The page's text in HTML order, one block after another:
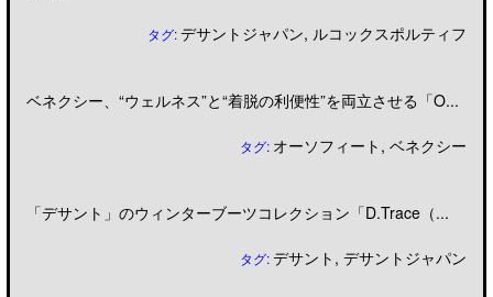
タグ:デサントジャパン, ルコックスポルティフ
ベネクシー、“ウェルネス”と“着脱の利便性”を両立させる「O...
タグ: オーソフィート ,ベネクシー
「デサント」のウィンターブーツコレクション「D.Trace（...
タグ:デサント ,デサントジャパン